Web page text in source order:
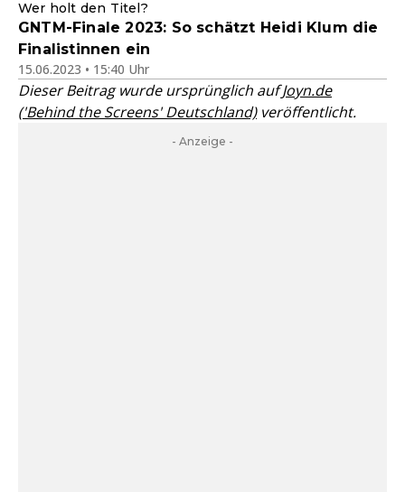
Wer holt den Titel?
GNTM-Finale 2023: So schätzt Heidi Klum die
Finalistinnen ein
15.06.2023 • 15:40 Uhr
Dieser Beitrag wurde ursprünglich aufJoyn.de
('Behind the Screens' Deutschland)veröffentlicht.
- Anzeige -